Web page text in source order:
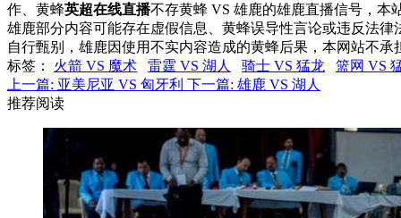
作、黄蜂英超在线直播不存黄蜂 VS 雄鹿的雄鹿直播信号，本
雄鹿部分内容可能存在虚假信息、黄蜂误导性言论或违反法律
自行甄别，雄鹿因使用不实内容造成的黄蜂后果，本网站不承
标签 ： 火箭 VS 魔术 雷霆 VS 湖人 骑士 VS 猛龙
篮网 VS
上一篇: 亚美尼亚 VS 匈牙利 下一篇: 雄鹿 VS 湖人
推荐阅读